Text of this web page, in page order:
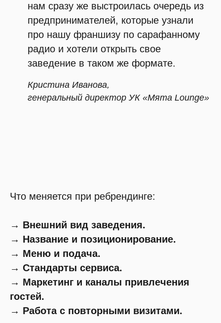
нам сразу же выстроилась очередь из
предпринимателей, которые узнали
про нашу франшизу по сарафанному
радио и хотели открыть свое
заведение в таком же формате.
Кристина Иванова,
генеральный директор УК «Мята Lounge»
Что меняется при ребрендинге:
→ Внешний вид заведения.
→ Название и позиционирование.
→ Меню и подача.
→ Стандарты сервиса.
→ Маркетинг и каналы привлечения
гостей.
→ Работа с повторными визитами.